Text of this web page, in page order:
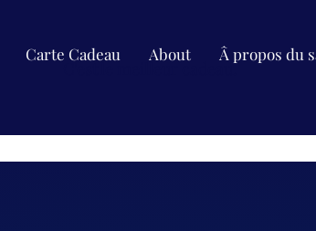
Carte Cadeau About Â propos du
C'est le meilleur cadeau.